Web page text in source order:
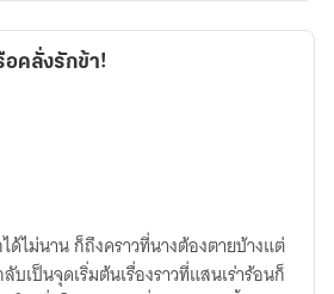
อคลั่งรักข้า!
ไม่นาน ก็ถึงคราวที่นางต้องตายบ้างแต่
บเป็นจุดเริ่มต้นเรื่องราวที่แสนเร่าร้อนก็